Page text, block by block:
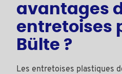
avantages
entretoises
Bülte ?
Les entretoises plastiques